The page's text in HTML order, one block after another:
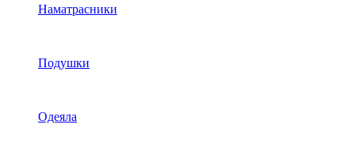
Наматрасники
Подушки
Одеяла